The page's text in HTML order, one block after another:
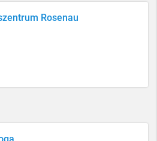
Rosenau